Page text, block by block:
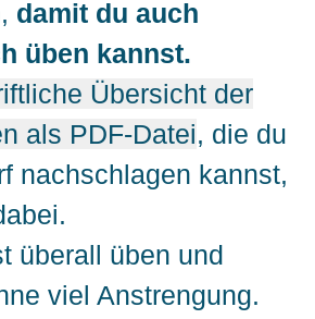
damit du auch
üben kannst.
Übersicht der
als PDF-Datei, die du
nachschlagen kannst,
überall üben und
viel Anstrengung.